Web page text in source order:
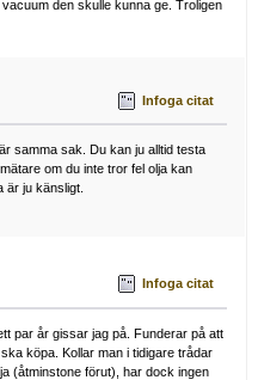
den skulle kunna ge. Troligen
Infoga citat
samma sak. Du kan ju alltid testa
om du inte tror fel olja kan
är ju känsligt.
Infoga citat
par år gissar jag på. Funderar på att
köpa. Kollar man i tidigare trådar
(åtminstone förut), har dock ingen